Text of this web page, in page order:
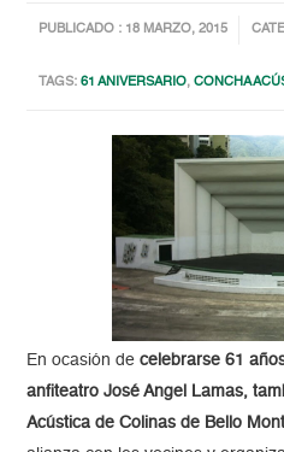
PUBLICADO : 18 MARZO, 2015
TAGS:61 ANIVERSARIO,CONCHA
En ocasión decelebrarse 61
anfiteatro José Angel Lamas,
Acústica de Colinas de Bello